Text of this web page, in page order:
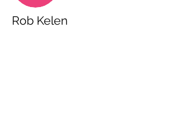
Rob Kelen